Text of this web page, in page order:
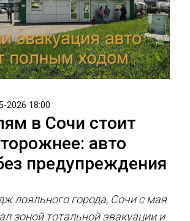
2026 18:00
в Сочи стоит
авто
предупреждения
лояльного города, Сочи с мая
зоной тотальной эвакуации и